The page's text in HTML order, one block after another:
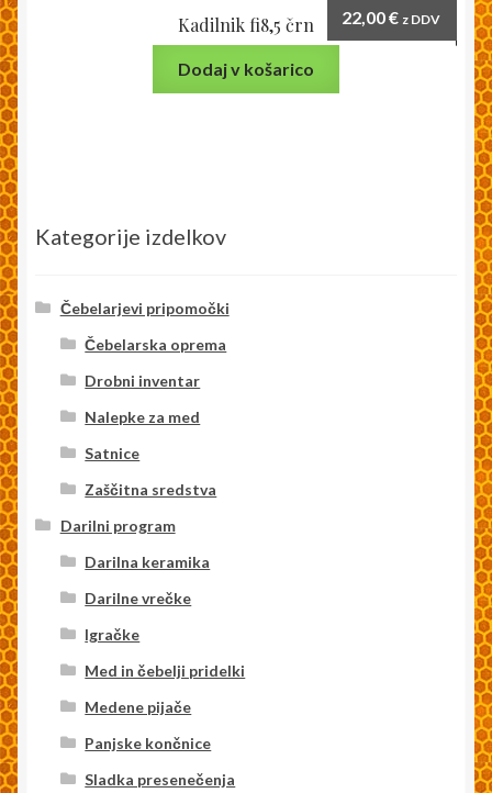
Kadilnik fi8,5 črn 22,00€ z DDV
Dodaj v košarico
Kategorije izdelkov
Čebelarjevi pripomočki
Čebelarska oprema
Drobni inventar
Nalepke za med
Satnice
Zaščitna sredstva
Darilni program
Darilna keramika
Darilne vrečke
Igračke
Med in čebelji pridelki
Medene pijače
Panjske končnice
Sladka presenečenja